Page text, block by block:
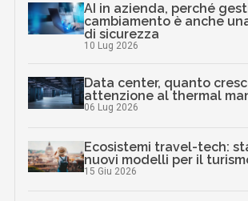
AI in azienda, perché
cambiamento è anche
di sicurezza
10 Lug 2026
Data center, quanto
attenzione al thermal
06 Lug 2026
Ecosistemi travel-tech:
nuovi modelli per il
15 Giu 2026